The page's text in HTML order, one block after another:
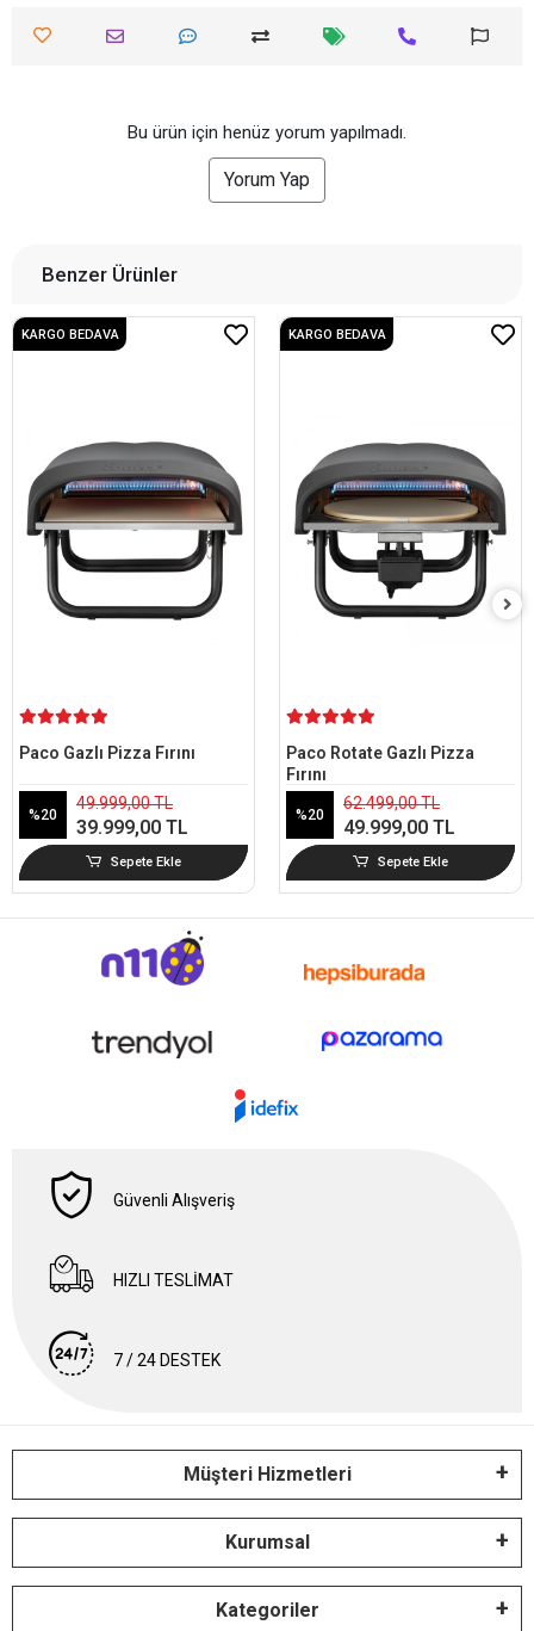
Bu ürün için henüz yorum yapılmadı.
Yorum Yap
Benzer Ürünler
KARGO BEDAVA
Paco Gazlı Pizza Fırını
%20
49.999,00 TL
39.999,00 TL
Sepete Ekle
KARGO BEDAVA
Paco Rotate Gazlı Pizza
Fırını
%20
62.499,00 TL
49.999,00 TL
Sepete Ekle
Güvenli Alışveriş
HIZLI TESLİMAT
7 / 24 DESTEK
Müşteri Hizmetleri
Kurumsal
Kategoriler